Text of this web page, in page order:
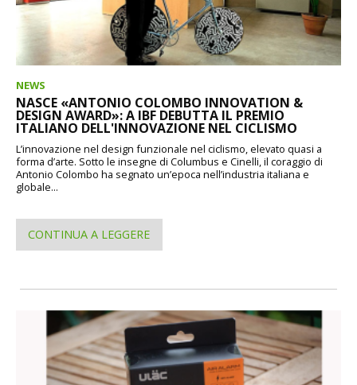
NEWS
NASCE «ANTONIO COLOMBO INNOVATION &
DESIGN AWARD»: A IBF DEBUTTA IL PREMIO
ITALIANO DELL'INNOVAZIONE NEL CICLISMO
L’innovazione nel design funzionale nel ciclismo, elevato quasi a
forma d’arte. Sotto le insegne di Columbus e Cinelli, il coraggio di
Antonio Colombo ha segnato un’epoca nell’industria italiana e
globale...
CONTINUA A LEGGERE